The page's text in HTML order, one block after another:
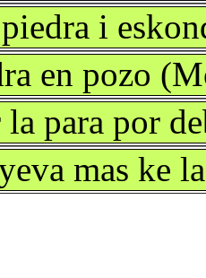
i
en pozo
para por
mas ke